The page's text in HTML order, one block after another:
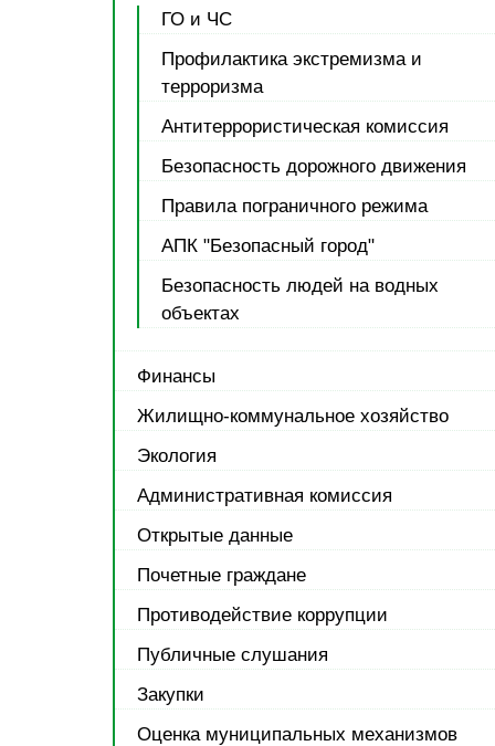
ГО и ЧС
Профилактика экстремизма и
терроризма
Антитеррористическая комиссия
Безопасность дорожного движения
Правила пограничного режима
АПК "Безопасный город"
Безопасность людей на водных
объектах
Финансы
Жилищно-коммунальное хозяйство
Экология
Административная комиссия
Открытые данные
Почетные граждане
Противодействие коррупции
Публичные слушания
Закупки
Оценка муниципальных механизмов